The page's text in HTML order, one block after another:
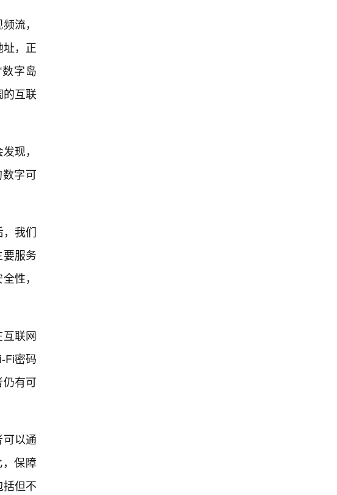
流，
，正
字岛
的互联
现，
字可
我们
服务
性，
联网
Fi密码
有可
以通
保障
但不